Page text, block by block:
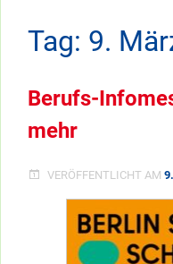
Tag: 9.
Berufs-
mehr
VERÖFFENTLICHT AM